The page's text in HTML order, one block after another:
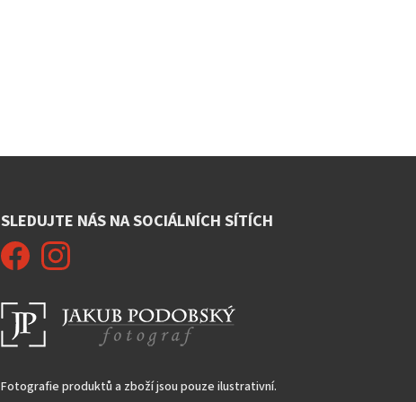
SLEDUJTE NÁS NA SOCIÁLNÍCH SÍTÍCH
Fotografie produktů a zboží jsou pouze ilustrativní.